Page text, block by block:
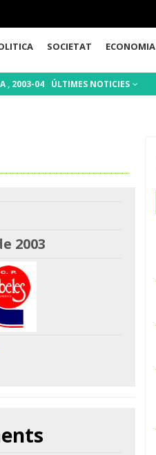
SOCIETAT ECONOMIA
, 2003-04 ÚLTIMES NOTICIES
2003